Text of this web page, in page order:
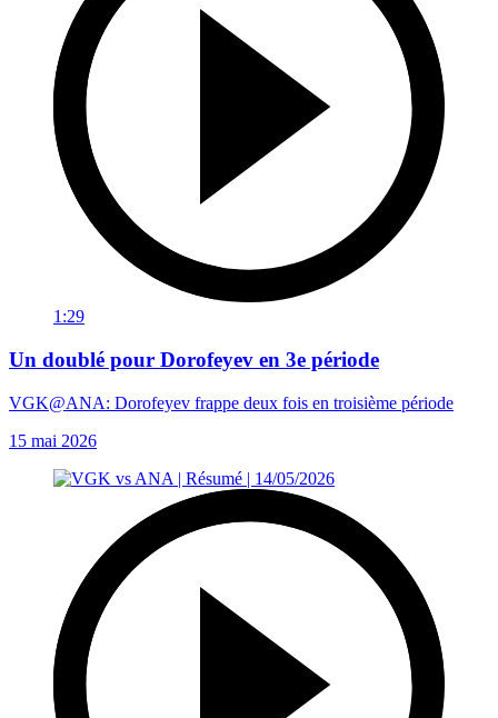
1:29
Un doublé pour Dorofeyev en 3e période
VGK@ANA: Dorofeyev frappe deux fois en troisième période
15 mai 2026